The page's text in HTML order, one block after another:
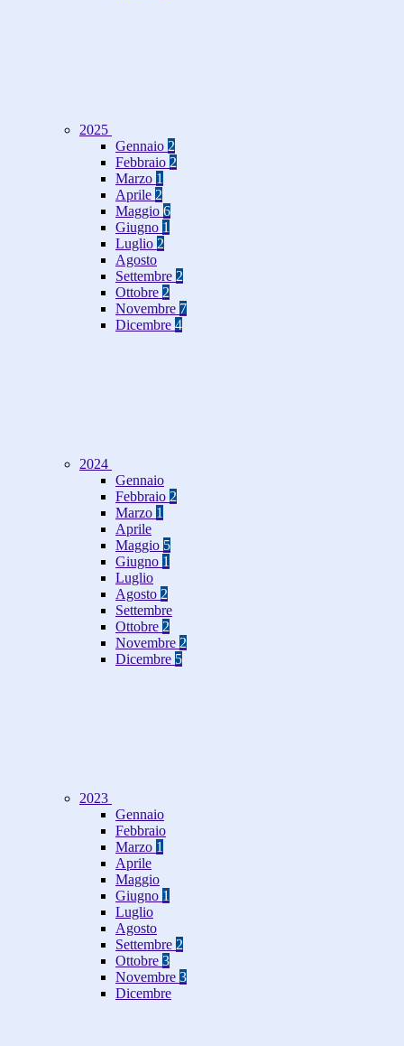
2025
Gennaio 2
Febbraio 2
Marzo 1
Aprile 2
Maggio 6
Giugno 1
Luglio 2
Agosto
Settembre 2
Ottobre 2
Novembre 7
Dicembre 4
2024
Gennaio
Febbraio 2
Marzo 1
Aprile
Maggio 5
Giugno 1
Luglio
Agosto 2
Settembre
Ottobre 2
Novembre 2
Dicembre 5
2023
Gennaio
Febbraio
Marzo 1
Aprile
Maggio
Giugno 1
Luglio
Agosto
Settembre 2
Ottobre 3
Novembre 3
Dicembre